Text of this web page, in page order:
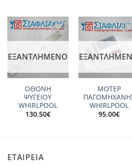
Add to
wishlist
ΕΞΑΝΤΛΗΜΈΝΟ
ΟΘΟΝΗ
ΨΥΓΕΙΟΥ
WHIRLPOOL
130.50€
Add
wishlist
ΜΟΤΕΡ
WHIRLPOOL
95.00€
ΕΤΑΙΡΕΙΑ